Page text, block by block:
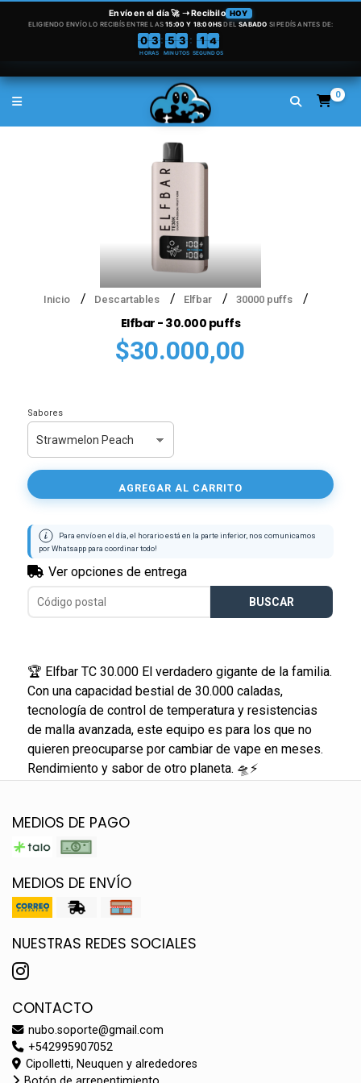
0
Inicio Descartables Elfbar 30000 puffs
Elfbar - 30.000 puffs
$30.000,00
Sabores
AGREGAR AL CARRITO
Para envío en el día, el horario está en la parte inferior, nos comunicamos
por Whatsapp para coordinar todo!
🏆 Elfbar TC 30.000 El verdadero gigante de la familia.
Con una capacidad bestial de 30.000 caladas,
tecnología de control de temperatura y resistencias
de malla avanzada, este equipo es para los que no
quieren preocuparse por cambiar de vape en meses.
Rendimiento y sabor de otro planeta. 🛸⚡
MEDIOS DE PAGO
MEDIOS DE ENVÍO
NUESTRAS REDES SOCIALES
CONTACTO
nubo.soporte@gmail.com
+542995907052
Cipolletti, Neuquen y alrededores